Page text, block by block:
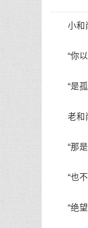
小和尚
“你以
“是孤
老和尚
“那是
“也不
“绝望